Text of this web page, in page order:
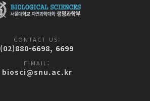
CONTACT US:
(02)880-6698, 6699
E-MAIL:
biosci@snu.ac.kr